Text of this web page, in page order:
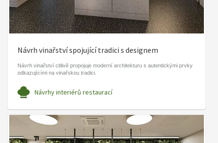
Návrh vinařství spojující tradici s designem
Návrh vinařství citlivě propojuje moderní architekturu s autentickými prvky
odkazujícími na vinařskou tradici.
Návrhy interiérů restaurací